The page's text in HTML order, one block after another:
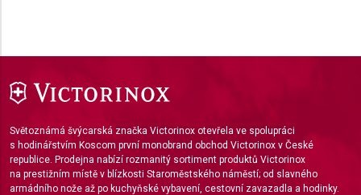
Světoznámá švýcarská značka Victorinox otevřela ve spolupráci
s hodinářstvím Koscom první monobrand obchod Victorinox v České
republice. Prodejna nabízí rozmanitý sortiment produktů Victorinox
na prestižním místě v blízkosti Staroměstského náměstí; od slavného
armádního nože až po kuchyňské vybavení, cestovní zavazadla a hodinky.